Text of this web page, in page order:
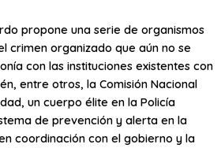
propone una serie de organismos
crimen organizado que aún no se
con las instituciones existentes con
entre otros, la Comisión Nacional
un cuerpo élite en la Policía
de prevención y alerta en la
coordinación con el gobierno y la